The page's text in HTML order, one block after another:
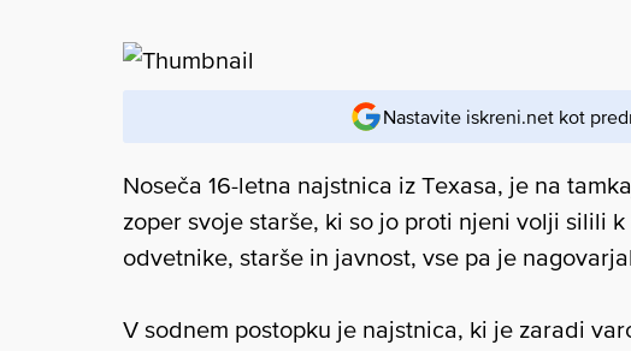
Nastavite iskreni.net kot
Noseča 16-letna najstnica iz Texasa, je na
zoper svoje starše, ki so jo proti njeni volji silili
odvetnike, starše in javnost, vse pa je
V sodnem postopku je najstnica, ki je zaradi